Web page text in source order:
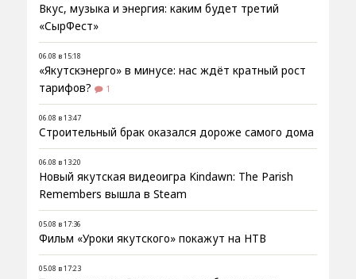
Вкус, музыка и энергия: каким будет третий
«СырФест»
06.08 в 15:18
«Якутскэнерго» в минусе: нас ждёт кратный рост
тарифов?
1
06.08 в 13:47
Строительный брак оказался дороже самого дома
06.08 в 13:20
Новый якутская видеоигра Kindawn: The Parish
Remembers вышла в Steam
05.08 в 17:36
Фильм «Уроки якутского» покажут на НТВ
05.08 в 17:23